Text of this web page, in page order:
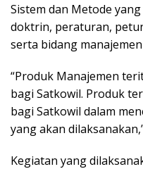
Sistem dan Metode
doktrin, peraturan,
serta bidang
“Produk Manajemen
bagi Satkowil. Produk
bagi Satkowil dalam
yang akan
Kegiatan yang